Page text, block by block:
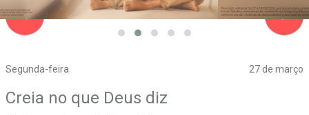
Segunda-feira 27 de março
navigate_before
Creia no que Deus diz
navigate_next